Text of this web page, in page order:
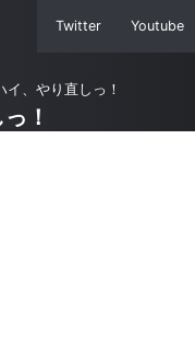
Twitter Youtube
、やり直しっ！
！